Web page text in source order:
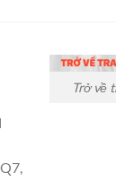
Trở về